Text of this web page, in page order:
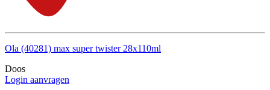
Ola (40281) max super twister 28x110ml
Doos
Login aanvragen